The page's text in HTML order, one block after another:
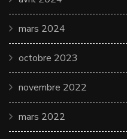
mars 2024
octobre 2023
novembre 2022
mars 2022